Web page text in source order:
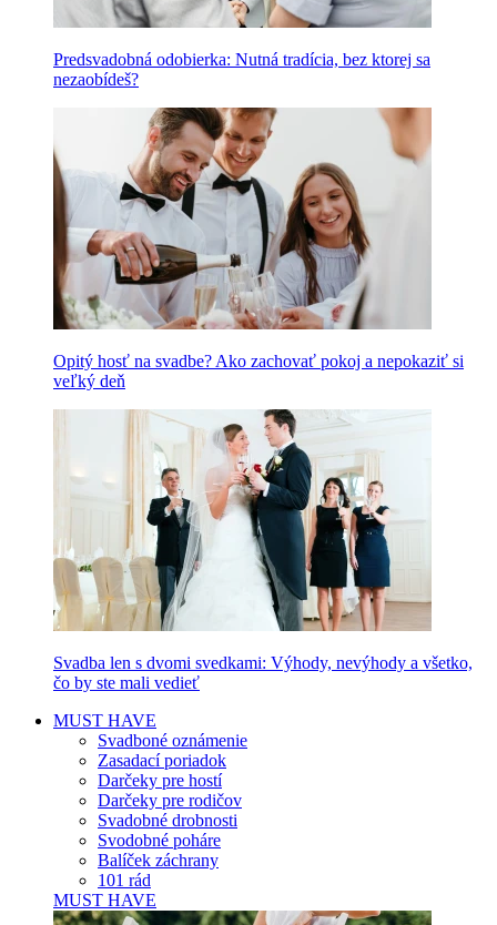
Predsvadobná odobierka: Nutná tradícia, bez ktorej sa
nezaobídeš?
Opitý hosť na svadbe? Ako zachovať pokoj a nepokaziť si
veľký deň
Svadba len s dvomi svedkami: Výhody, nevýhody a všetko,
čo by ste mali vedieť
MUST HAVE
Svadboné oznámenie
Zasadací poriadok
Darčeky pre hostí
Darčeky pre rodičov
Svadobné drobnosti
Svodobné poháre
Balíček záchrany
101 rád
MUST HAVE